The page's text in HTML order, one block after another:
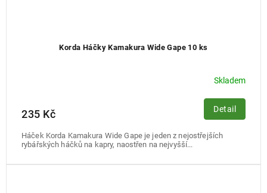
Korda Háčky Kamakura Wide Gape 10 ks
Skladem
235 Kč Detail
Háček Korda Kamakura Wide Gape je jeden z nejostřejších
rybářských háčků na kapry, naostřen na nejvyšší...